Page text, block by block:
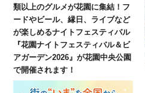
類以上のグルメが花園に集結！フ
ードやビール、縁日、ライブなど
が楽しめるナイトフェスティバル
『花園ナイトフェスティバル＆ビ
アガーデン2026』が花園中央公園
で開催されます！